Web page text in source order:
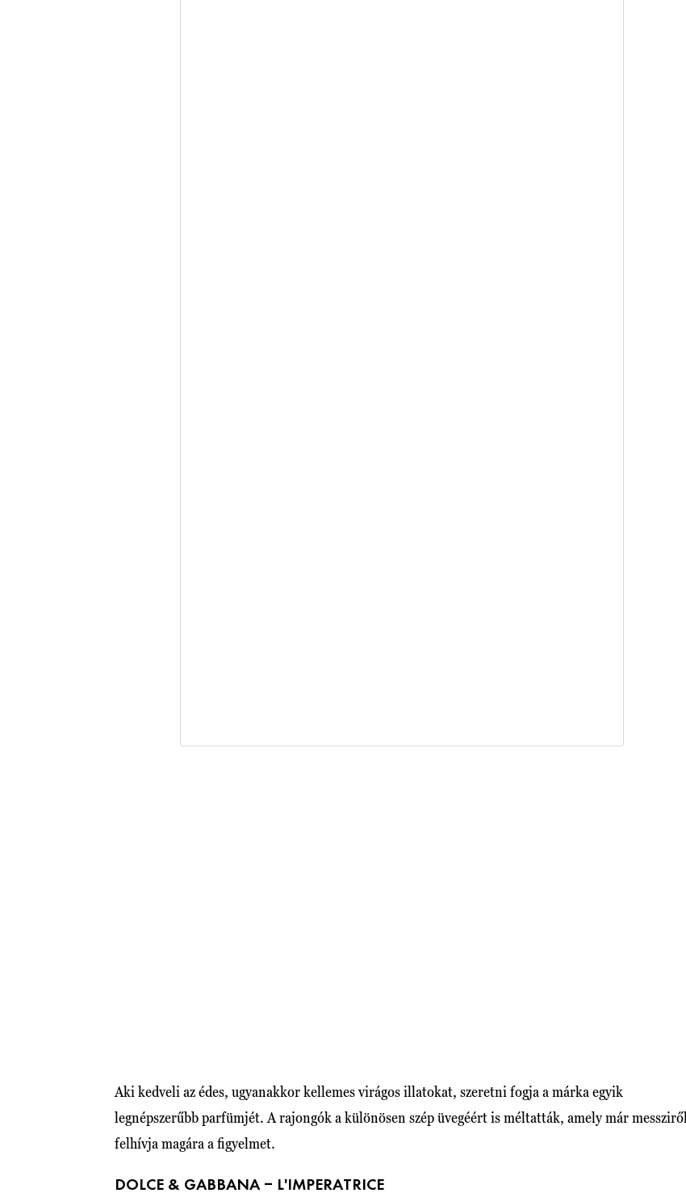
Aki kedveli az édes, ugyanakkor kellemes virágos illatokat, szeretni fogja a márka egyik
legnépszerűbb parfümjét. A rajongók a különösen szép üvegéért is méltatták, amely már messziről
felhívja magára a figyelmet.
DOLCE & GABBANA – L'IMPERATRICE